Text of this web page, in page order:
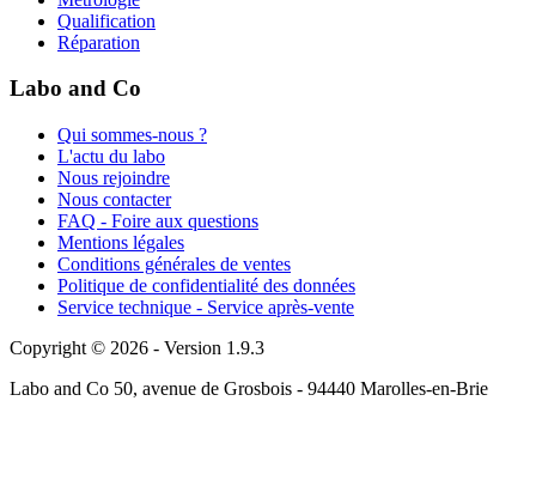
Qualification
Réparation
Labo and Co
Qui sommes-nous ?
L'actu du labo
Nous rejoindre
Nous contacter
FAQ - Foire aux questions
Mentions légales
Conditions générales de ventes
Politique de confidentialité des données
Service technique - Service après-vente
Copyright © 2026 - Version 1.9.3
Labo and Co 50, avenue de Grosbois - 94440 Marolles-en-Brie